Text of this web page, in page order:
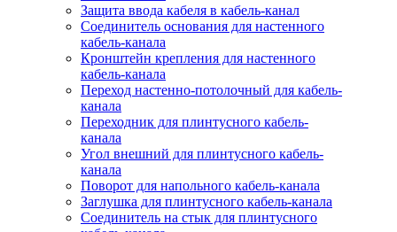
Защита ввода кабеля в кабель-канал
Соединитель основания для настенного
кабель-канала
Кронштейн крепления для настенного
кабель-канала
Переход настенно-потолочный для кабель-
канала
Переходник для плинтусного кабель-
канала
Угол внешний для плинтусного кабель-
канала
Поворот для напольного кабель-канала
Заглушка для плинтусного кабель-канала
Соединитель на стык для плинтусного